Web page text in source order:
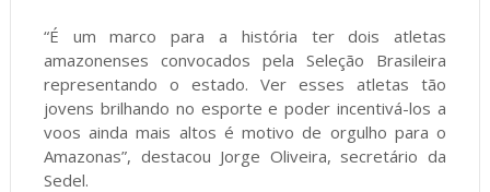
“É um marco para a história ter dois atletas
amazonenses convocados pela Seleção Brasileira
representando o estado. Ver esses atletas tão
jovens brilhando no esporte e poder incentivá-los a
voos ainda mais altos é motivo de orgulho para o
Amazonas”, destacou Jorge Oliveira, secretário da
Sedel.